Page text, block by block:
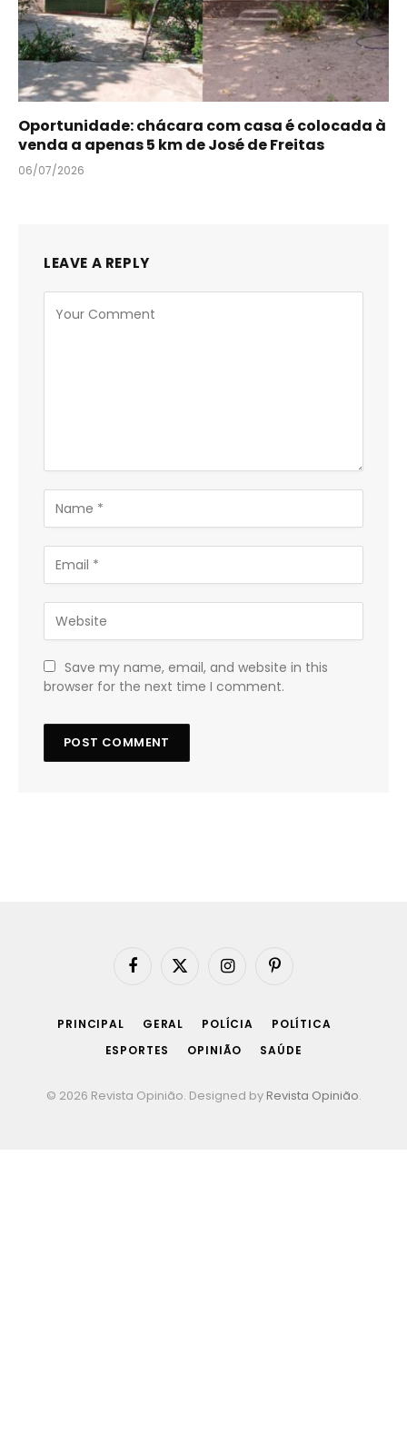
Oportunidade: chácara com casa é colocada à
venda a apenas 5 km de José de Freitas
06/07/2026
LEAVE A REPLY
Save my name, email, and website in this
browser for the next time I comment.
Facebook
X
InstagramPinterest
PRINCIPAL GERAL POLÍCIA
POLÍTICA
ESPORTES
OPINIÃO SAÚDE
© 2026 Revista Opinião. Designed by Revista Opinião.